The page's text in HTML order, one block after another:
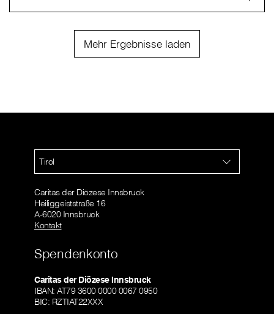
Mehr Ergebnisse laden
Tirol
Caritas der Diözese Innsbruck
Heiliggeiststraße 16
A-6020 Innsbruck
Kontakt
Spendenkonto
Caritas der Diözese Innsbruck
IBAN: AT79 3600 0000 0067 0950
BIC: RZTIAT22XXX